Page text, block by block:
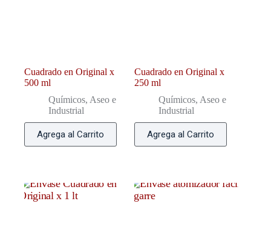
Cuadrado en Original x
500 ml
Químicos, Aseo e
Industrial
Agrega al Carrito
Cuadrado en Original x
250 ml
Químicos, Aseo e
Industrial
Agrega al Carrito